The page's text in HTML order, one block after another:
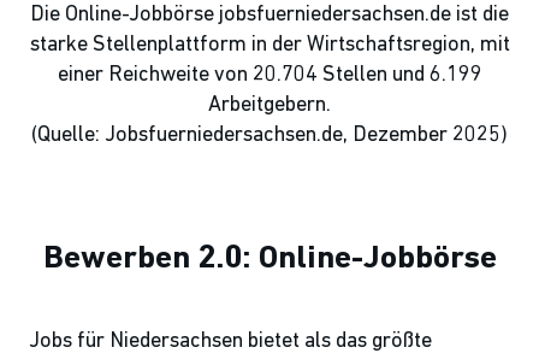
Die Online-Jobbörse jobsfuerniedersachsen.de ist die
starke Stellenplattform in der Wirtschaftsregion, mit
einer Reichweite von 20.704 Stellen und 6.199
Arbeitgebern.
(Quelle: Jobsfuerniedersachsen.de, Dezember 2025)
Bewerben 2.0: Online-Jobbörse
Jobs für Niedersachsen bietet als das größte